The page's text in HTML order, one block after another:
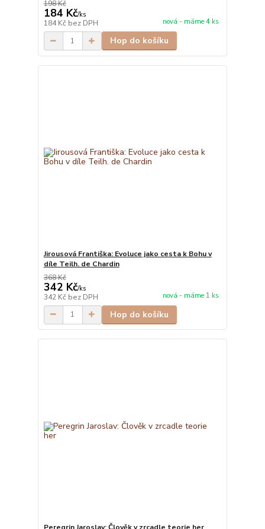
198 Kč
184 Kč/ks
184 Kč bez DPH nová - máme 4 ks
Hop do košíku
Jirousová Františka: Evoluce jako cesta k Bohu v
díle Teilh. de Chardin
368 Kč
342 Kč/ks
342 Kč bez DPH nová - máme 1 ks
Hop do košíku